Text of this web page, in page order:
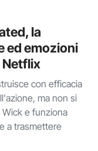
la
ed emozioni
Netflix
con efficacia
ma non si
e funziona
a trasmettere